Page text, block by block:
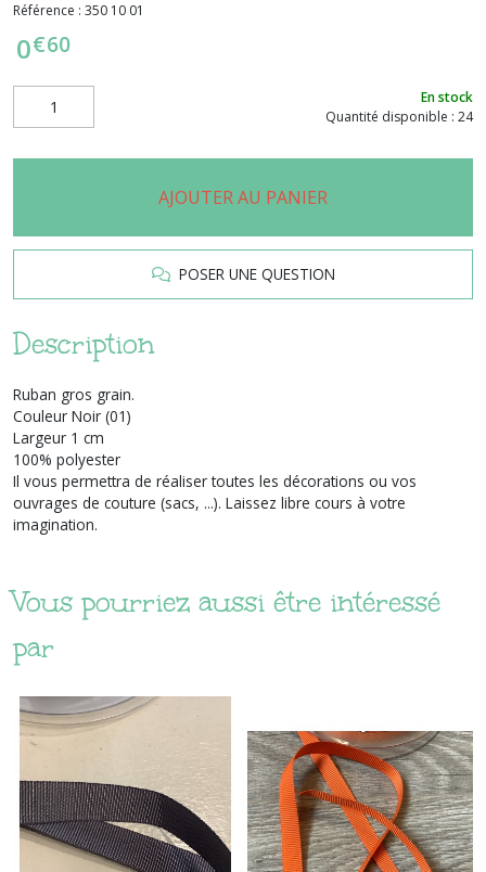
Référence : 350 10 01
0€60
En stock
Quantité disponible : 24
AJOUTER AU PANIER
POSER UNE QUESTION
Description
Ruban gros grain.
Couleur Noir (01)
Largeur 1 cm
100% polyester
Il vous permettra de réaliser toutes les décorations ou vos
ouvrages de couture (sacs, ...). Laissez libre cours à votre
imagination.
Vous pourriez aussi être intéressé
par